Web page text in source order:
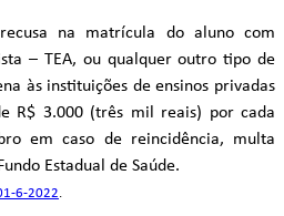
na matrícula do aluno com
– TEA, ou qualquer outro tipo de
às instituições de ensinos privadas
R$ 3.000 (três mil reais) por cada
em caso de reincidência, multa
Estadual de Saúde.
6-2022.